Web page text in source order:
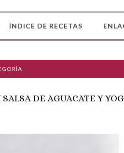
ÍNDICE DE RECETAS
DE AGUACATE Y